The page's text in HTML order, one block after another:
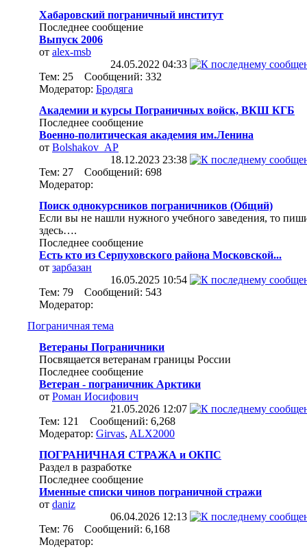
Хабаровский пограничный институт
Последнее сообщение
Выпуск 2006
от alex-msb
24.05.2022 04:33
Тем: 25 Сообщений: 332
Модератор: Бродяга
Академии и курсы Пограничных войск, ВКШ КГБ
Последнее сообщение
Военно-политическая академия им.Ленина
от Bolshakov_AP
18.12.2023 23:38
Тем: 27 Сообщений: 698
Модератор:
Поиск однокурсников пограничников (Общий)
Если вы не нашли нужного учебного заведения, то
здесь….
Последнее сообщение
Есть кто из Серпуховского района Московской...
от зарбазан
16.05.2025 10:54
Тем: 79 Сообщений: 543
Модератор:
Пограничная тема
Ветераны Пограничники
Посвящается ветеранам границы России
Последнее сообщение
Ветеран - пограничник Арктики
от Роман Иосифович
21.05.2026 12:07
Тем: 121 Сообщений: 6,268
Модератор: Girvas, ALX2000
ПОГРАНИЧНАЯ СТРАЖА и ОКПС
Раздел в разработке
Последнее сообщение
Именные списки чинов пограничной стражи
от daniz
06.04.2026 12:13
Тем: 76 Сообщений: 6,168
Модератор: